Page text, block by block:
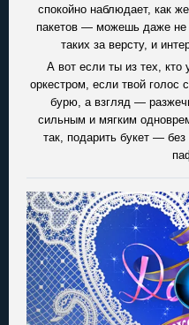
спокойно наблюдает, как
пакетов — можешь даже не
таких за версту, и
А вот если ты из тех, кто
оркестром, если твой голос
бурю, а взгляд —
сильным и мягким
так, подарить букет —